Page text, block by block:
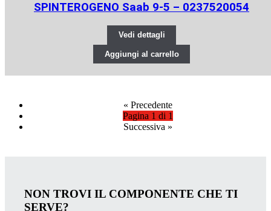
SPINTEROGENO Saab 9-5 – 0237520054
Vedi dettagli
Aggiungi al carrello
« Precedente
Pagina 1 di 1
Successiva »
NON TROVI IL COMPONENTE CHE TI
SERVE?